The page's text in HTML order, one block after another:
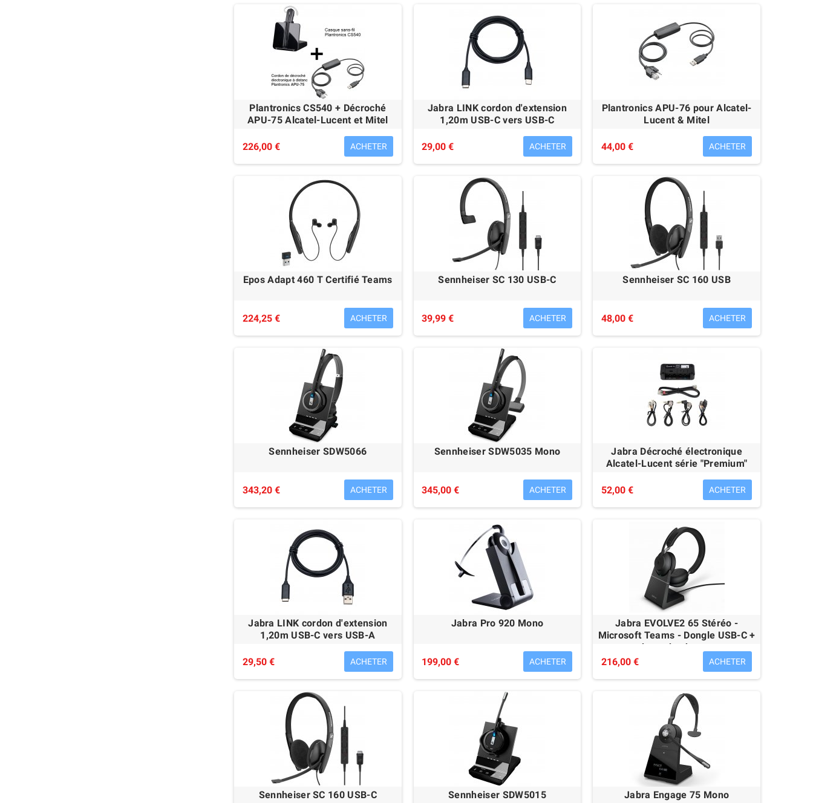
Plantronics CS540 + Décroché
APU-75 Alcatel-Lucent et Mitel
226,00 € ACHETER
Jabra LINK cordon d'extension
1,20m USB-C vers USB-C
29,00 € ACHETER
Plantronics APU-76 pour Alcatel-
Lucent & Mitel
44,00 € ACHETER
Epos Adapt 460 T Certifié Teams
224,25 € ACHETER
Sennheiser SC 130 USB-C
39,99 € ACHETER
Sennheiser SC 160 USB
48,00 € ACHETER
Sennheiser SDW5066
343,20 € ACHETER
Sennheiser SDW5035 Mono
345,00 € ACHETER
Jabra Décroché électronique
Alcatel-Lucent série "Premium"
52,00 € ACHETER
Jabra LINK cordon d'extension
1,20m USB-C vers USB-A
29,50 € ACHETER
Jabra Pro 920 Mono
199,00 € ACHETER
Jabra EVOLVE2 65 Stéréo -
Microsoft Teams - Dongle USB-C +
base de charge
216,00 €
ACHETER
Sennheiser SC 160 USB-C Sennheiser SDW5015 Jabra Engage 75 Mono